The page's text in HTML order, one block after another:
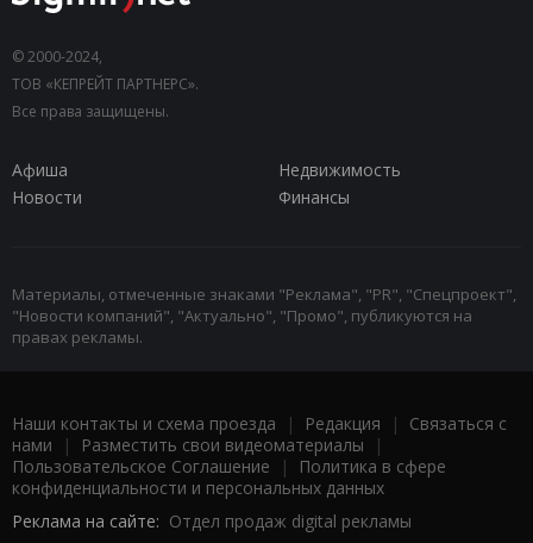
© 2000-2024,
ТОВ «КЕПРЕЙТ ПАРТНЕРС».
Все права защищены.
Афиша
Недвижимость
Новости
Финансы
Материалы, отмеченные знаками "Реклама", "PR", "Спецпроект",
"Новости компаний", "Актуально", "Промо", публикуются на
правах рекламы.
Наши контакты и схема проезда | Редакция | Связаться с
нами | Разместить свои видеоматериалы |
Пользовательское Соглашение |
Политика в сфере
конфиденциальности и персональных данных
Реклама на сайте: Отдел продаж digital рекламы